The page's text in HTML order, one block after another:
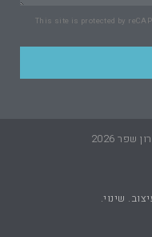
This site is protected by
2026
שינוי.